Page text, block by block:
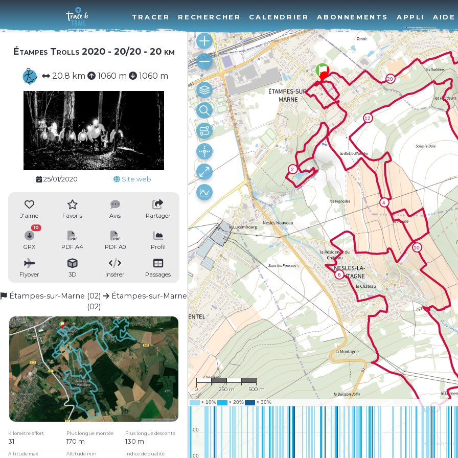
TRACER RECHERCHER CALENDRIER ABONNEMENTS APPLI AIDE
Étampes Trolls 2020 - 20/20 - 20 km
20.8 km 1060 m 1060 m
25/01/2020 Site web
J'aime Favoris Avis Partager
GPX
10
PDF A4 PDF A0 Profil
Flyover 3D Insérer Passages
Étampes-sur-Marne (02)
Étampes-sur-Marne
(02)
Kilomètre effort Plus longue montée Plus longue descente
31 170 m 130 m
Altitude max Altitude min Indice de qualité
1 : 15,120
0 250 m 500 m